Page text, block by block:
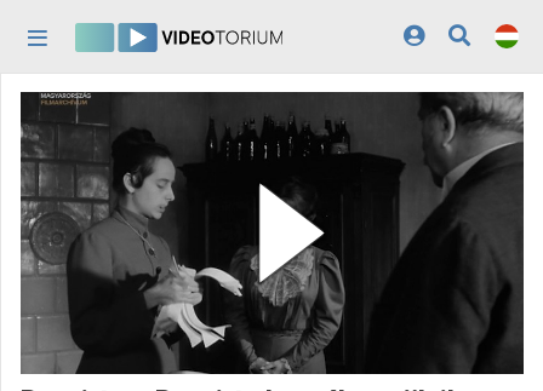
Kezdőlap
Bejelentkezés
Felfedezés
Kategóriák
Lejátszási listák
Intézmények